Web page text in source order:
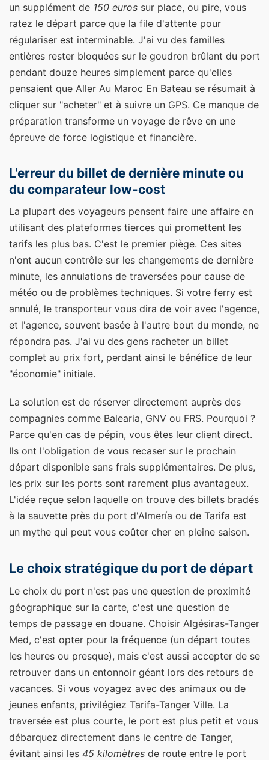
un supplément de 150 euros sur place, ou pire, vous
ratez le départ parce que la file d'attente pour
régulariser est interminable. J'ai vu des familles
entières rester bloquées sur le goudron brûlant du port
pendant douze heures simplement parce qu'elles
pensaient que Aller Au Maroc En Bateau se résumait à
cliquer sur "acheter" et à suivre un GPS. Ce manque de
préparation transforme un voyage de rêve en une
épreuve de force logistique et financière.
L'erreur du billet de dernière minute ou
du comparateur low-cost
La plupart des voyageurs pensent faire une affaire en
utilisant des plateformes tierces qui promettent les
tarifs les plus bas. C'est le premier piège. Ces sites
n'ont aucun contrôle sur les changements de dernière
minute, les annulations de traversées pour cause de
météo ou de problèmes techniques. Si votre ferry est
annulé, le transporteur vous dira de voir avec l'agence,
et l'agence, souvent basée à l'autre bout du monde, ne
répondra pas. J'ai vu des gens racheter un billet
complet au prix fort, perdant ainsi le bénéfice de leur
"économie" initiale.
La solution est de réserver directement auprès des
compagnies comme Balearia, GNV ou FRS. Pourquoi ?
Parce qu'en cas de pépin, vous êtes leur client direct.
Ils ont l'obligation de vous recaser sur le prochain
départ disponible sans frais supplémentaires. De plus,
les prix sur les ports sont rarement plus avantageux.
L'idée reçue selon laquelle on trouve des billets bradés
à la sauvette près du port d'Almería ou de Tarifa est
un mythe qui peut vous coûter cher en pleine saison.
Le choix stratégique du port de départ
Le choix du port n'est pas une question de proximité
géographique sur la carte, c'est une question de
temps de passage en douane. Choisir Algésiras-Tanger
Med, c'est opter pour la fréquence (un départ toutes
les heures ou presque), mais c'est aussi accepter de se
retrouver dans un entonnoir géant lors des retours de
vacances. Si vous voyagez avec des animaux ou de
jeunes enfants, privilégiez Tarifa-Tanger Ville. La
traversée est plus courte, le port est plus petit et vous
débarquez directement dans le centre de Tanger,
évitant ainsi les 45 kilomètres de route entre le port